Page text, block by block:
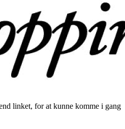
linket, for at kunne komme i gang